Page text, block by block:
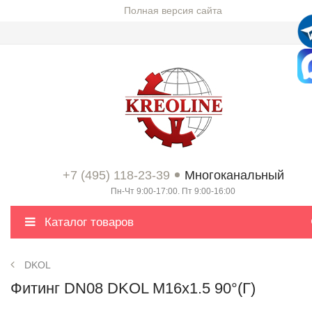
Полная версия сайта
+7 (495) 118-23-39 Многоканальный
Пн-Чт 9:00-17:00. Пт 9:00-16:00
Каталог товаров
DKOL
Фитинг DN08 DKOL M16x1.5 90°(Г)